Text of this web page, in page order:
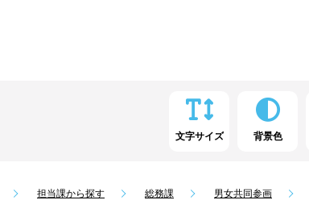
文字サイズ 背景色
担当課から探す 総務課 男女共同参画